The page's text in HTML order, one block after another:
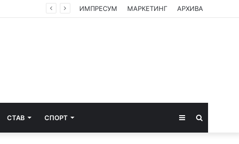
ИМПРЕСУМ МАРКЕТИНГ АРХИВА
СТАВ СПОРТ Sidebar